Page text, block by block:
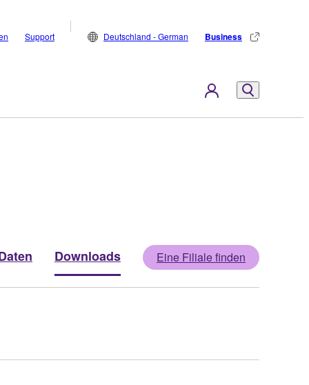
Support Deutschland - German Business
Downloads Eine Filiale finden